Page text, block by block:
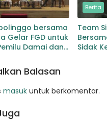
bersama
Gelar FGD untuk
Damai dan
Berita
Team
Sidak
Balasan
masuk untuk berkomentar.